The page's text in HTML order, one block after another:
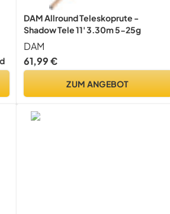
DAM Allround Teleskoprute -
Shadow Tele 11' 3.30m 5-25g
DAM
61,99 €
ZUM ANGEBOT